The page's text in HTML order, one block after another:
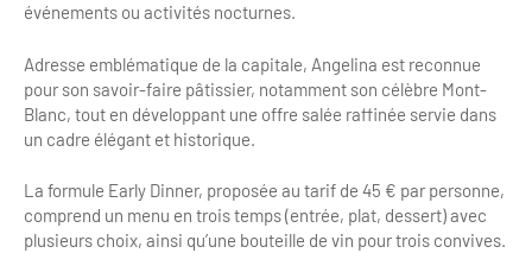
Accessibilité
Tourisme & Handicap
Se former et s'informer à l'Accessibilité
Comment se rendre accessible?
Services, Wifi, cartes
Autocaristes/Transporteurs/transféristes
Destination Groupes
Magazine Paris Region
Newsletter BtoB
événements ou activités nocturnes.
Adresse emblématique de la capitale, Angelina est reconnue
pour son savoir-faire pâtissier, notamment son célèbre Mont-
Blanc, tout en développant une offre salée raffinée servie dans
un cadre élégant et historique.
La formule Early Dinner, proposée au tarif de 45 € par personne,
comprend un menu en trois temps (entrée, plat, dessert) avec
plusieurs choix, ainsi qu’une bouteille de vin pour trois convives.